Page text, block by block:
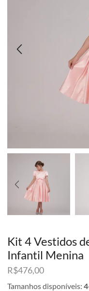
Kit 4 Vestidos
Infantil Menina
R$476,00
Tamanhos disponíveis: